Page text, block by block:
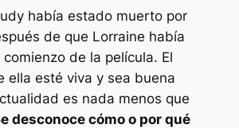
había estado muerto por
de que Lorraine había
de la película. El
ella esté viva y sea buena
es nada menos que
desconoce cómo o por qué